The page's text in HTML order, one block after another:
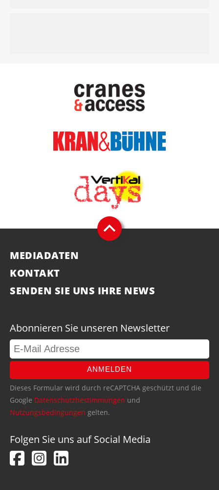
MEDIADATEN
KONTAKT
SENDEN SIE UNS IHRE NEWS
Abonnieren Sie unseren Newsletter
ANMELDEN
Dieses Formular wird durch reCAPTCHA geschützt und die
Google Datenschutzbestimmungen und
Nutzungsbedingungen gelten.
Folgen Sie uns auf Social Media